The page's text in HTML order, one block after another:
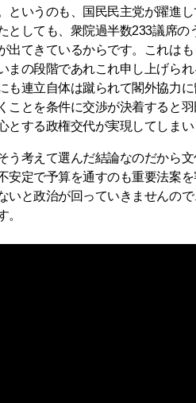
というのも、国民民主党が躍進
としても、衆院過半数233議席の
出てきているからです。これは
まの段階であれこれ申し上げら
も連立自体は蹴られて閣外協力
ことを条件に交渉が決着すると
とする政権交代が実現してしま
考えて選んだ結論なのだから
安定で予算を通すのも重要法案
いと政治が回っていきませんの
。